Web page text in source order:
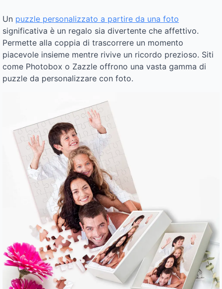
Un puzzle personalizzato a partire da una foto
significativa è un regalo sia divertente che affettivo.
Permette alla coppia di trascorrere un momento
piacevole insieme mentre rivive un ricordo prezioso. Siti
come Photobox o Zazzle offrono una vasta gamma di
puzzle da personalizzare con foto.